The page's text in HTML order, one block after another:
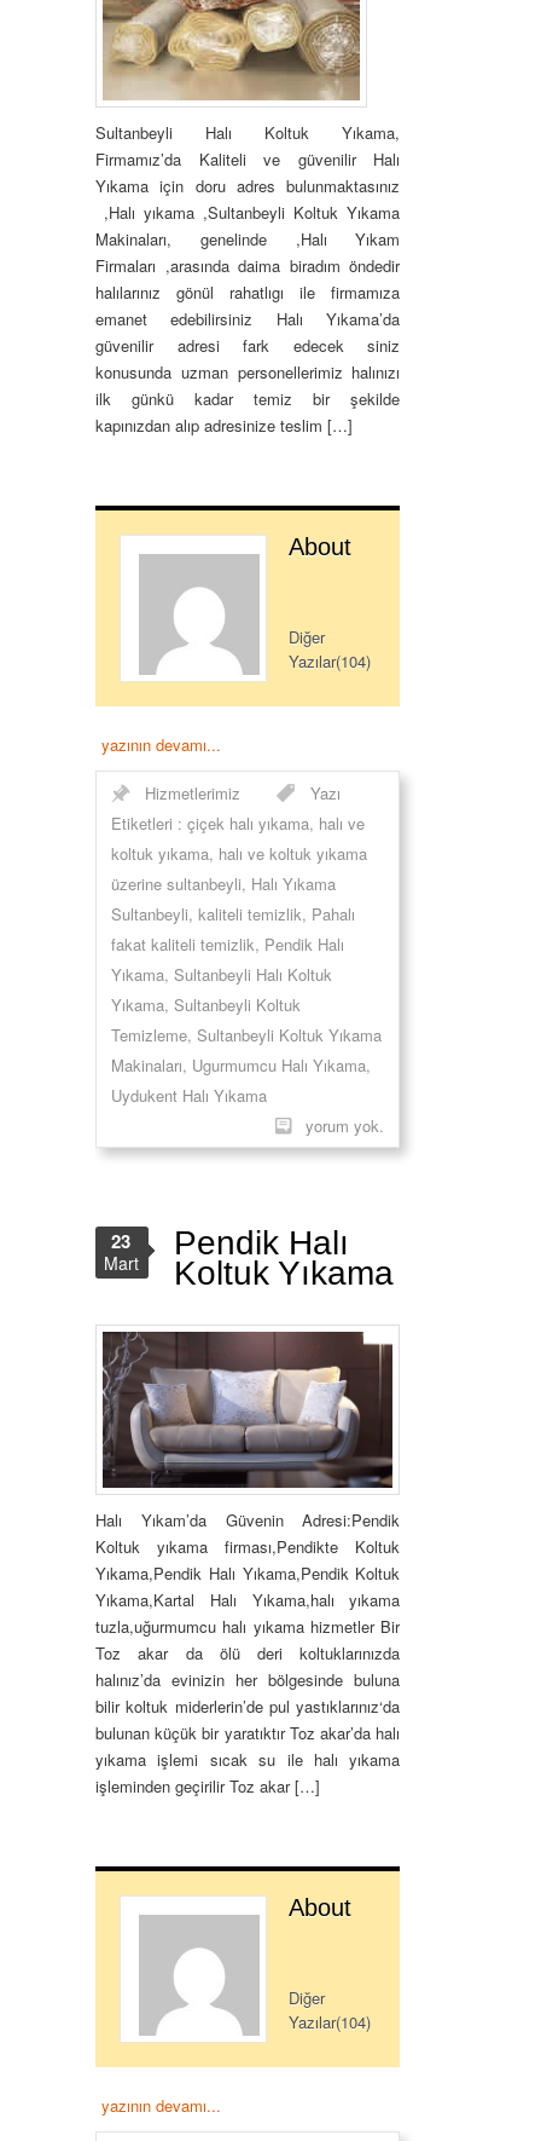
Sultanbeyli Halı Koltuk Yıkama,
Firmamız’da Kaliteli ve güvenilir Halı
Yıkama için doru adres bulunmaktasınız
,Halı yıkama ,Sultanbeyli Koltuk Yıkama
Makinaları, genelinde ,Halı Yıkam
Firmaları ,arasında daima biradım öndedir
halılarınız gönül rahatlıgı ile firmamıza
emanet edebilirsiniz Halı Yıkama’da
güvenilir adresi fark edecek siniz
konusunda uzman personellerimiz halınızı
ilk günkü kadar temiz bir şekilde
kapınızdan alıp adresinize teslim […]
About
Diğer
Yazılar(104)
yazının devamı...
Hizmetlerimiz
Yazı
Etiketleri : çiçek halı yıkama, halı ve
koltuk yıkama, halı ve koltuk yıkama
üzerine sultanbeyli, Halı Yıkama
Sultanbeyli, kaliteli temizlik, Pahalı
fakat kaliteli temizlik, Pendik Halı
Yıkama, Sultanbeyli Halı Koltuk
Yıkama, Sultanbeyli Koltuk
Temizleme, Sultanbeyli Koltuk Yıkama
Makinaları, Ugurmumcu Halı Yıkama,
Uydukent Halı Yıkama
yorum yok.
Pendik Halı
Koltuk Yıkama
23
Mart
Halı Yıkam’da Güvenin Adresi:Pendik
Koltuk yıkama firması,Pendikte Koltuk
Yıkama,Pendik Halı Yıkama,Pendik Koltuk
Yıkama,Kartal Halı Yıkama,halı yıkama
tuzla,uğurmumcu halı yıkama hizmetler Bir
Toz akar da ölü deri koltuklarınızda
halınız’da evinizin her bölgesinde buluna
bilir koltuk miderlerin’de pul yastıklarınız‘da
bulunan küçük bir yaratıktır Toz akar’da halı
yıkama işlemi sıcak su ile halı yıkama
işleminden geçirilir Toz akar […]
About
Diğer
Yazılar(104)
yazının devamı...